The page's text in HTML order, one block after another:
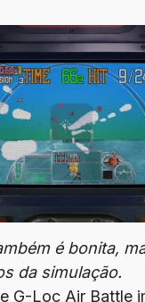
é bonita,
da simulação.
G-Loc Air Battle